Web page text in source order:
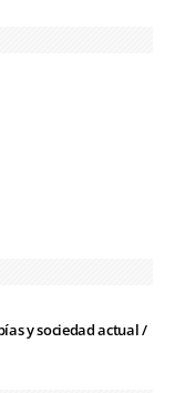
y sociedad actual /